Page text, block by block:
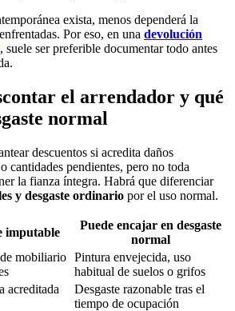
exista, menos dependerá la
Por eso, en una devolución
, suele ser preferible documentar todo antes
el arrendador y qué
normal
descuentos si acredita daños
cantidades pendientes, pero no toda
la fianza íntegra. Habrá que diferenciar
y desgaste ordinario por el uso normal.
imputable
Puede encajar en desgaste
normal
mobiliario Pintura envejecida, uso
habitual de suelos o grifos
acreditada
Desgaste razonable tras el
tiempo de ocupación